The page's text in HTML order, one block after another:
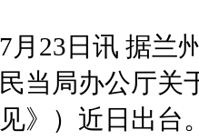
日讯 据兰州
当局办公厅关
见》）近日出